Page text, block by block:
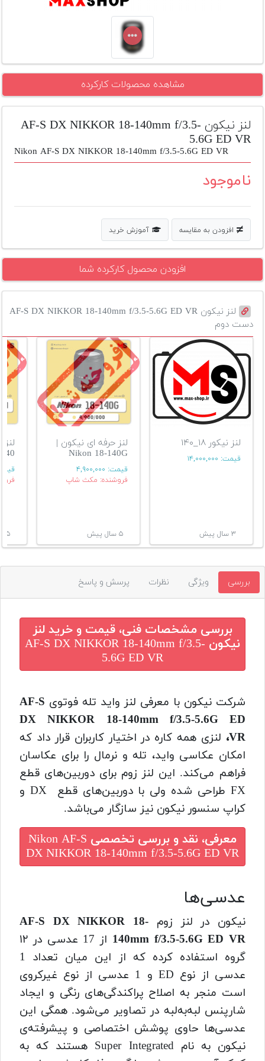
افزودن
دست
دوم
لیست
دوربین
بله
مشاهده محصولات کارکرده
لنز نیکون AF-S DX NIKKOR 18-140mm f/3.5-
5.6G ED VR
Nikon AF-S DX NIKKOR 18-140mm f/3.5-5.6G ED VR
ناموجود
افزودن به مقایسه آموزش خرید
افزودن محصول کارکرده شما
لنز نیکون AF-S DX NIKKOR 18-140mm f/3.5-5.6G ED VR
دست دوم
لنز نیکور ۱۸_۱۴۰
قیمت: ۱۴,۰۰۰,۰۰۰
۳ سال پیش
لنز حرفه ای نیکون |
Nikon 18-140G
قیمت: ۴,۹۰۰,۰۰۰
فروشنده: مکث شاپ
۵ سال پیش
140-18 میلیمتر
۵ سال پیش
بررسی ویژگی نظرات پرسش و پاسخ
بررسی مشخصات فنی، قیمت و خریدلنز
نیکون AF-S DX NIKKOR 18-140mm f/3.5-
5.6G ED VR
شرکت نیکون با معرفی لنز واید تله‌ فوتوی AF-S
DX NIKKOR 18-140mm f/3.5-5.6G ED
VR، لنزی همه‌ کاره در اختیار کاربران قرار داد که
امکان عکاسی واید، تله و نرمال را برای عکاسان
فراهم می‌کند. این لنز زوم برای دوربین‌های قطع
FX طراحی شده ولی با دوربین‌های قطع DX و
کراپ‌ سنسور نیکون نیز سازگار می‌باشد.
معرفی، نقد و بررسی تخصصی Nikon AF-S
DX NIKKOR 18-140mm f/3.5-5.6G ED VR
عدسی‌ها
نیکون در لنز زوم AF-S DX NIKKOR 18-
140mm f/3.5-5.6G ED VR
از 17 عدسی در ۱۲
گروه استفاده کرده که از این میان تعداد 1
عدسی از نوع ED و 1 عدسی از نوع غیرکروی
است منجر به اصلاح پراکندگی‌های رنگی و ایجاد
شارپنس لبه‌به‌لبه در تصاویر می‌شود. همگی این
عدسی‌ها حاوی پوشش اختصاصی و پیشرفته‌ی
نیکون به نام Super Integrated هستند که به